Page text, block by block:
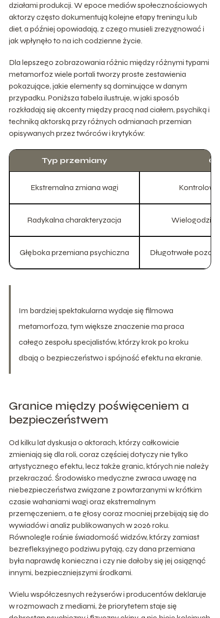
działami produkcji. W epoce mediów społecznościowych
aktorzy często dokumentują kolejne etapy treningu lub
diet, a później opowiadają, z czego musieli zrezygnować i
jak wpłynęło to na ich codzienne życie.
Dla lepszego zobrazowania różnic między różnymi typami
metamorfoz wiele portali tworzy proste zestawienia
pokazujące, jakie elementy są dominujące w danym
przypadku. Poniższa tabela ilustruje, w jaki sposób
rozkładają się akcenty między pracą nad ciałem, psychiką i
techniką aktorską przy różnych odmianach przemian
opisywanych przez twórców i krytyków:
Typ przemiany
Ekstremalna zmiana wagi
Radykalna charakteryzacja
Głęboka przemiana psychiczna Długotrwałe
Im bardziej spektakularna wydaje się filmowa
metamorfoza, tym większe znaczenie ma praca
całego zespołu specjalistów, którzy krok po kroku
dbają o bezpieczeństwo i spójność efektu na ekranie.
Granice między poświęceniem a
bezpieczeństwem
Od kilku lat dyskusja o aktorach, którzy całkowicie
zmieniają się dla roli, coraz częściej dotyczy nie tylko
artystycznego efektu, lecz także granic, których nie należy
przekraczać. Środowisko medyczne zwraca uwagę na
niebezpieczeństwa związane z powtarzanymi w krótkim
czasie wahaniami wagi oraz ekstremalnym
przemęczeniem, a te głosy coraz mocniej przebijają się do
wywiadów i analiz publikowanych w 2026 roku.
Równolegle rośnie świadomość widzów, którzy zamiast
bezrefleksyjnego podziwu pytają, czy dana przemiana
była naprawdę konieczna i czy nie dałoby się jej osiągnąć
innymi, bezpieczniejszymi środkami.
Wielu współczesnych reżyserów i producentów deklaruje
w rozmowach z mediami, że priorytetem staje się